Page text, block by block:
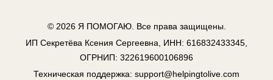
© 2026 Я ПОМОГАЮ. Все права защищены.
ИП Секретёва Ксения Сергеевна, ИНН: 616832433345,
ОГРНИП: 322619600106896
Техническая поддержка: support@helpingtolive.com